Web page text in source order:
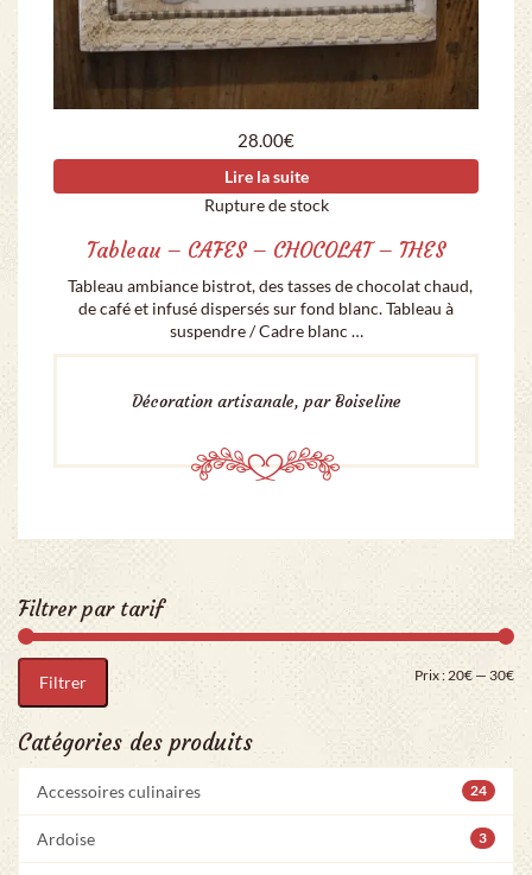
28.00€
Lire la suite
Rupture de stock
Tableau – CAFES – CHOCOLAT – THES
Tableau ambiance bistrot, des tasses de chocolat chaud,
de café et infusé dispersés sur fond blanc. Tableau à
suspendre / Cadre blanc …
Décoration artisanale, par Boiseline
Filtrer par tarif
Filtrer Prix :20€ — 30€
Catégories des produits
Accessoires culinaires 24
Ardoise 3